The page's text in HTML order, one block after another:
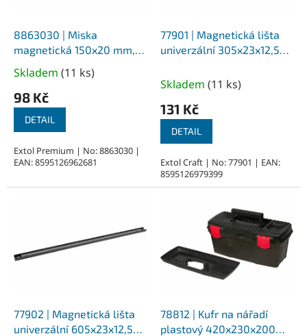
8863030 | Miska
magnetická 150x20 mm,
Průměrné
hodnocení
produktu
5,0
z
5
Skladem (11 ks)
98 Kč
DETAIL
Extol Premium | No: 8863030 |
EAN: 8595126962681
77901 | Magnetická lišta
univerzální 305x23x12,5
Skladem (11 ks)
131 Kč
DETAIL
Extol Craft | No: 77901 | EAN:
8595126979399
77902 | Magnetická lišta
univerzální 605x23x12,5
78812 | Kufr na nářadí
plastový 420x230x200